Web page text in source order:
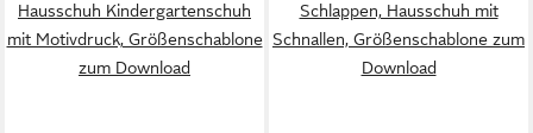
Hausschuh Kindergartenschuh
mit Motivdruck, Größenschablone
zum Download
Schlappen, Hausschuh mit
Schnallen, Größenschablone zum
Download